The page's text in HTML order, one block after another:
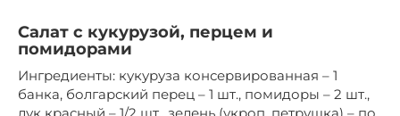
Салат с кукурузой, перцем и
помидорами
Ингредиенты: кукуруза консервированная – 1
банка, болгарский перец – 1 шт., помидоры – 2 шт.,